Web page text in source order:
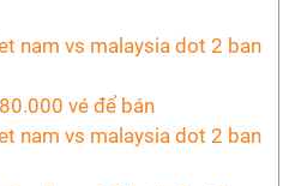
vé để bán